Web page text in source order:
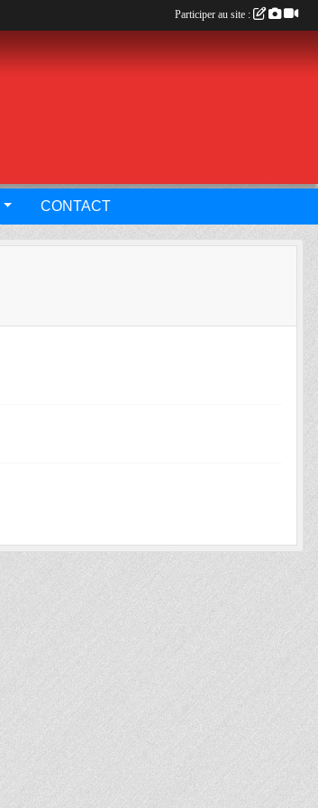
CONTACT
Participer au site :